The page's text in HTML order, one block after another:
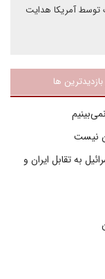
آمریکا هدایت
بازدیدترین ها
نیست
به تقابل ایران و